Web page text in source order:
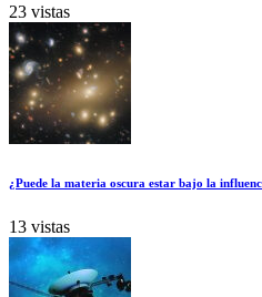
23 vistas
¿Puede la materia oscura estar bajo la
13 vistas